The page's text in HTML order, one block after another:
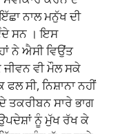
ਨਾਲ ਮਨੁੱਖ ਦੀ
ਸਨ । ਇਸ
ਨੇ ਐਸੀ ਵਿਉਂਤ
ਜੀਵਨ ਵੀ ਮੌਲ ਸਕੇ
ਸੀ, ਨਿਸ਼ਾਨਾ ਨਹੀਂ
ਤਕਰੀਬਨ ਸਾਰੇ ਭਾਗ
ਨੂੰ ਮੁੱਖ ਰੱਖ ਕੇ